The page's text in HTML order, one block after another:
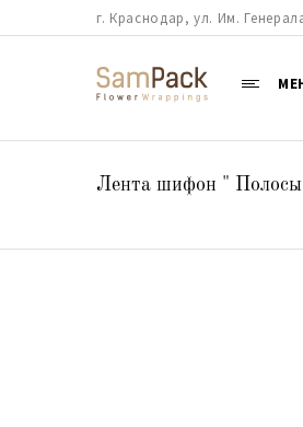
г. Краснодар, ул. Им.
Лента шифон "